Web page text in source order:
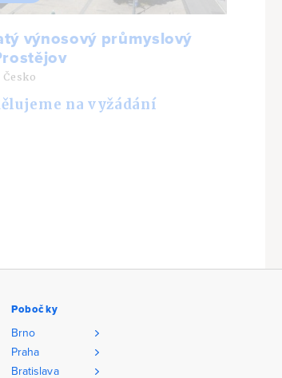
výnosový průmyslový
na vyžádání
Pobočky
Brno
Praha
Bratislava